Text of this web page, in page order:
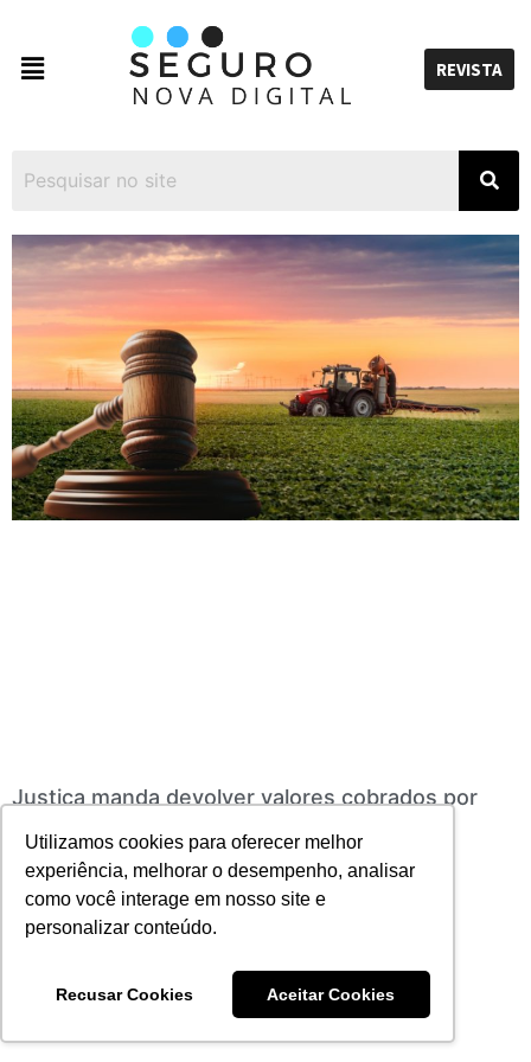
Utilizamos cookies para oferecer melhor
experiência, melhorar o desempenho, analisar
como você interage em nosso site e
personalizar conteúdo.
Recusar Cookies Aceitar Cookies
REVISTA
Justiça manda devolver valores cobrados por
02/06/2026 Nenhum comentário
Leia mais